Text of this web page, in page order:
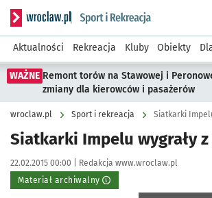
Serwis informacyjny wroclaw.pl
Aktualności Rekreacja Kluby Obiekty
WAŻNE Remont torów na Stawowej i
zmiany dla kierowców i pasażerów
wroclaw.pl Sport i rekreacja Siatkarki
Siatkarki Impelu wygrały
Data publikacji:
22.02.2015 00:00 | Autor:
Redakcja www.wroclaw.pl
Materiał archiwalny